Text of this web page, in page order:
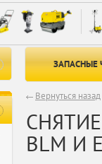
ЗАПАСНЫЕ
Вернуться назад
BLM И